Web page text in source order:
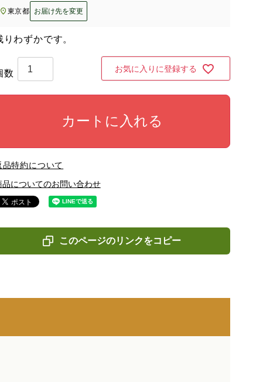
東京都 お届け先を変更
りわずかです。
お気に入りに登録する
カートに入れる
品特約について
品についてのお問い合わせ
このページのリンクをコピー